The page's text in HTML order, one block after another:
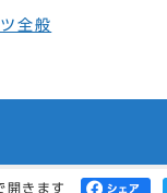
全般
開きます